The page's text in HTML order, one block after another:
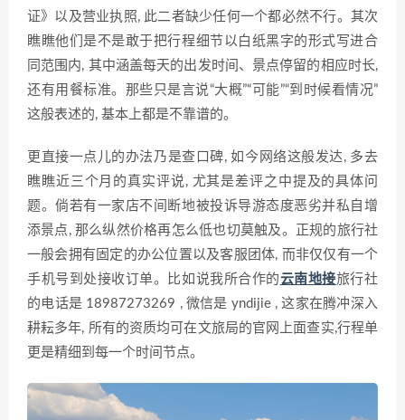
证》以及营业执照, 此二者缺少任何一个都必然不行。其次
瞧瞧他们是不是敢于把行程细节以白纸黑字的形式写进合
同范围内, 其中涵盖每天的出发时间、景点停留的相应时长,
还有用餐标准。那些只是言说“大概”“可能”“到时候看情况”
这般表述的, 基本上都是不靠谱的。
更直接一点儿的办法乃是查口碑, 如今网络这般发达, 多去
瞧瞧近三个月的真实评说, 尤其是差评之中提及的具体问
题。倘若有一家店不间断地被投诉导游态度恶劣并私自增
添景点, 那么纵然价格再怎么低也切莫触及。正规的旅行社
一般会拥有固定的办公位置以及客服团体, 而非仅仅有一个
手机号到处接收订单。比如说我所合作的云南地接旅行社
的电话是 18987273269 , 微信是 yndijie , 这家在腾冲深入
耕耘多年, 所有的资质均可在文旅局的官网上面查实,行程单
更是精细到每一个时间节点。